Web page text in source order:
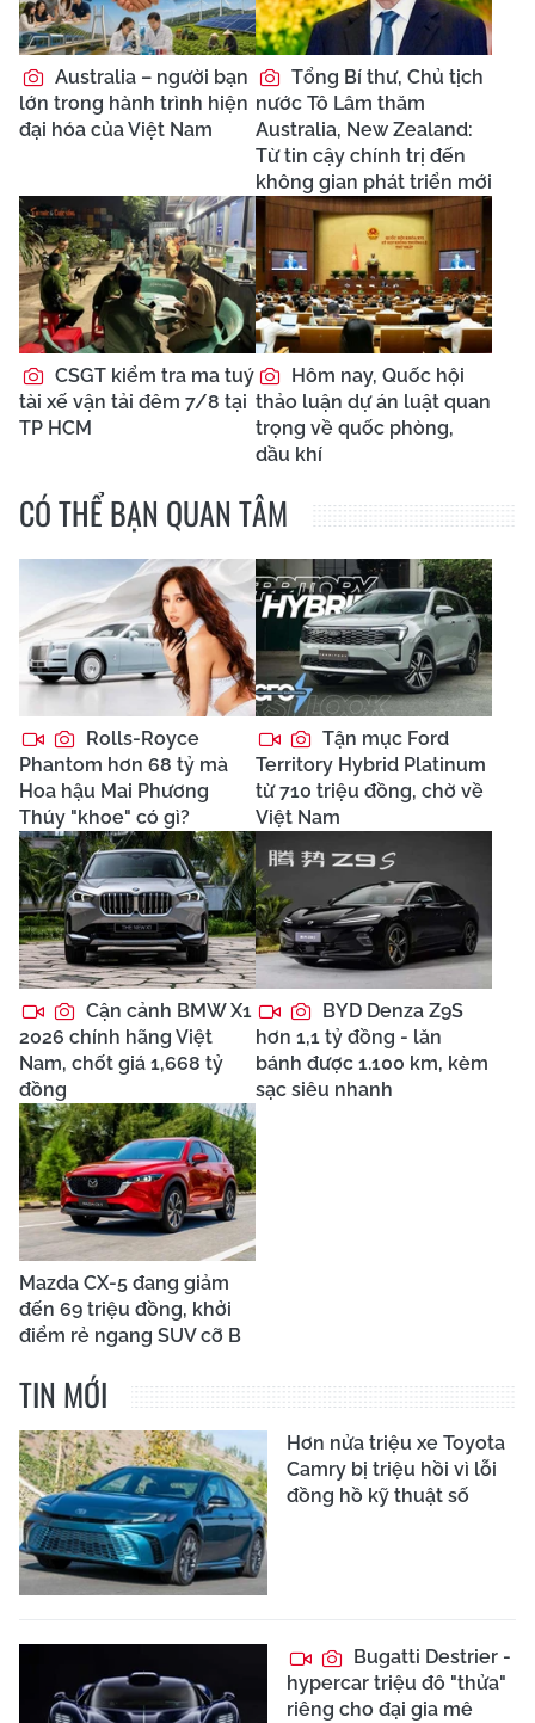
Australia – người bạn
lớn trong hành trình hiện
đại hóa của Việt Nam
Tổng Bí thư, Chủ tịch
nước Tô Lâm thăm
Australia, New Zealand:
Từ tin cậy chính trị đến
không gian phát triển mới
CSGT kiểm tra ma tuý
tài xế vận tải đêm 7/8 tại
TP HCM
Hôm nay, Quốc hội
thảo luận dự án luật quan
trọng về quốc phòng,
dầu khí
CÓ THỂ BẠN QUAN TÂM
Rolls-Royce
Phantom hơn 68 tỷ mà
Hoa hậu Mai Phương
Thúy "khoe" có gì?
Tận mục Ford
Territory Hybrid Platinum
từ 710 triệu đồng, chờ về
Việt Nam
Cận cảnh BMW X1
2026 chính hãng Việt
Nam, chốt giá 1,668 tỷ
đồng
BYD Denza Z9S
hơn 1,1 tỷ đồng - lăn
bánh được 1.100 km, kèm
sạc siêu nhanh
Mazda CX-5 đang giảm
đến 69 triệu đồng, khởi
điểm rẻ ngang SUV cỡ B
TIN MỚI
Hơn nửa triệu xe Toyota
Camry bị triệu hồi vì lỗi
đồng hồ kỹ thuật số
Bugatti Destrier -
hypercar triệu đô "thửa"
riêng cho đại gia mê